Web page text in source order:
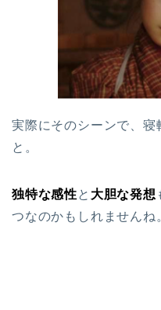
実際にそのシーンで、寝
と。
独特な感性と 大胆な発想
つなのかもしれませんね